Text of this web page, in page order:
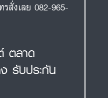
สั่งเลย 082-965-
ตลาด
รับประกัน